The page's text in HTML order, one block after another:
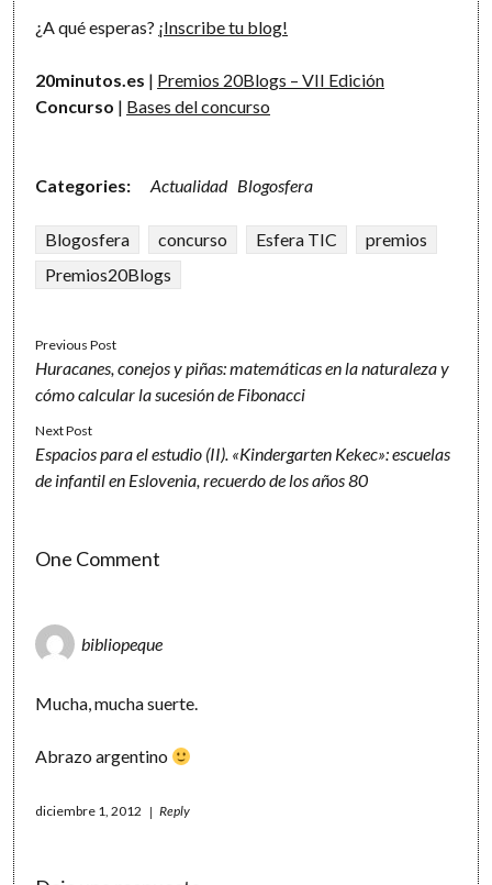
¿A qué esperas? ¡Inscribe tu blog!
20minutos.es | Premios 20Blogs – VII Edición
Concurso | Bases del concurso
Categories: Actualidad Blogosfera
Blogosfera concurso Esfera TIC
premios
Premios20Blogs
Previous Post
Huracanes, conejos y piñas: matemáticas en la naturaleza y
cómo calcular la sucesión de Fibonacci
Next Post
Espacios para el estudio (II). «Kindergarten Kekec»: escuelas
de infantil en Eslovenia, recuerdo de los años 80
One Comment
bibliopeque
Mucha, mucha suerte.
Abrazo argentino
diciembre 1, 2012 Reply